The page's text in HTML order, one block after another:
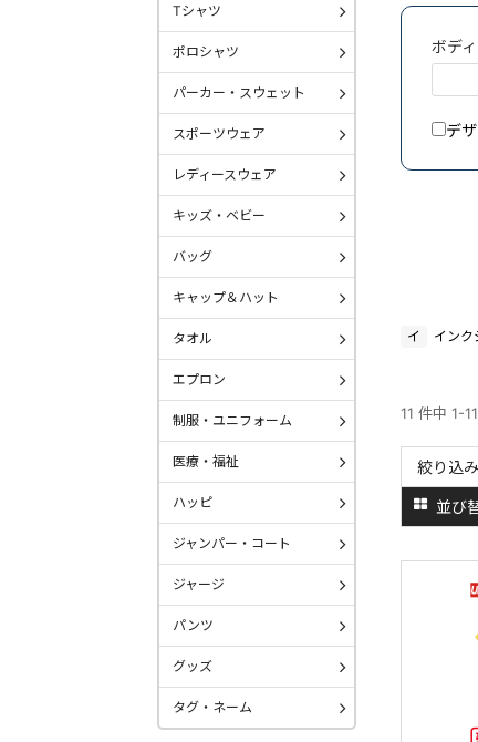
ボデ
デ
イ インク
11 件中 1-
絞り込
並び
Tシャツ
ポロシャツ
パーカー・スウェット
スポーツウェア
レディースウェア
キッズ・ベビー
バッグ
キャップ＆ハット
タオル
エプロン
制服・ユニフォーム
医療・福祉
ハッピ
ジャンパー・コート
ジャージ
パンツ
グッズ
タグ・ネーム